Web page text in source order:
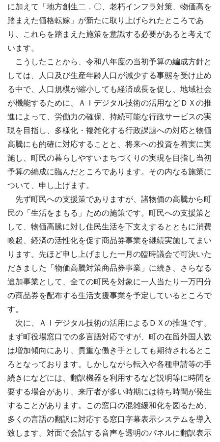
に加えて「地方創生二．〇、老朽インフラ対策、物価高を
踏まえた価格転嫁」が新たに取り上げられたところであ
り、これらを踏まえた施策を意識する必要があると考えて
います。
こうしたことから、令和八年度の当初予算の編成方針と
しては、人口及び生産年齢人口が減少する事態を受け止め
る中で、人口規模が縮小しても経済成長を促し、地域社会
が機能するために、ＡＩデジタル技術の活用などＤＸの推
進によって、労働力の確保、持続可能な行政サービスの実
現を目指し、多様化・複雑化する行政課題への対応と物価
高騰にも的確に対応することと、将来への投資を着実に実
施し、町民の暮らしやすいまちづくりの実現を目指し当初
予算の編成に臨んだところであります。その内なる施策に
ついて、申し上げます。
先ず町民への支援策でありますが、諸物価の高騰から町
民の「生活をまもる」ための施策です。町民への支援策と
して、物価高騰に対し住民生活を下支えするとともに消費
喚起、経済の活性化を促す商品券事業を継続実施してまい
ります。先ほど申し上げました一月の臨時議会で可決いた
だきました「物価高騰対策商品券事業」に続き、さらなる
追加事業として、全ての町民を対象に一人当たり一万円分
の商品券を配布する生活支援事業を予定しているところで
す。
次に、ＡＩデジタル技術の活用によるＤＸの推進です。
まず町役場窓口での多言語対応ですが、町の在留外国人数
は増加傾向にあり、貴重な働き手としても期待されるとこ
ろとなっております。しかしながら転入や各種申請等の手
続きになどには、翻訳機器を利用するなど説明等に時間を
要する場合があり、来庁者が多い時期には待ち時間が発生
することがあります。この窓口の混雑緩和化を図るため、
多くの言語の翻訳に対応する窓口字幕表示システムを導入
致します。対面で会話する音声を透明のパネルに翻訳表示